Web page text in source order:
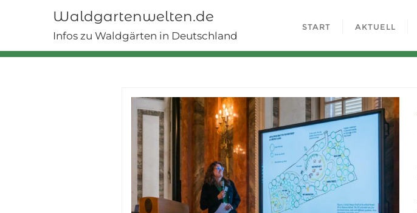
Waldgartenwelten.de
Infos zu Waldgärten in Deutschland
START AKTUELL